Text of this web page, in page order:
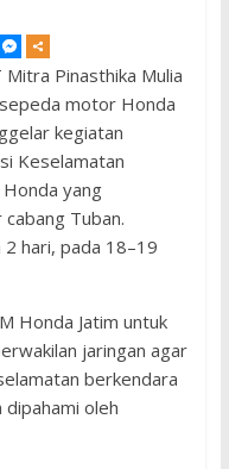
Pinasthika Mulia
motor Honda
kegiatan
Keselamatan
yang
Tuban.
2 hari, pada 18–19
Honda Jatim untuk
jaringan agar
berkendara
oleh